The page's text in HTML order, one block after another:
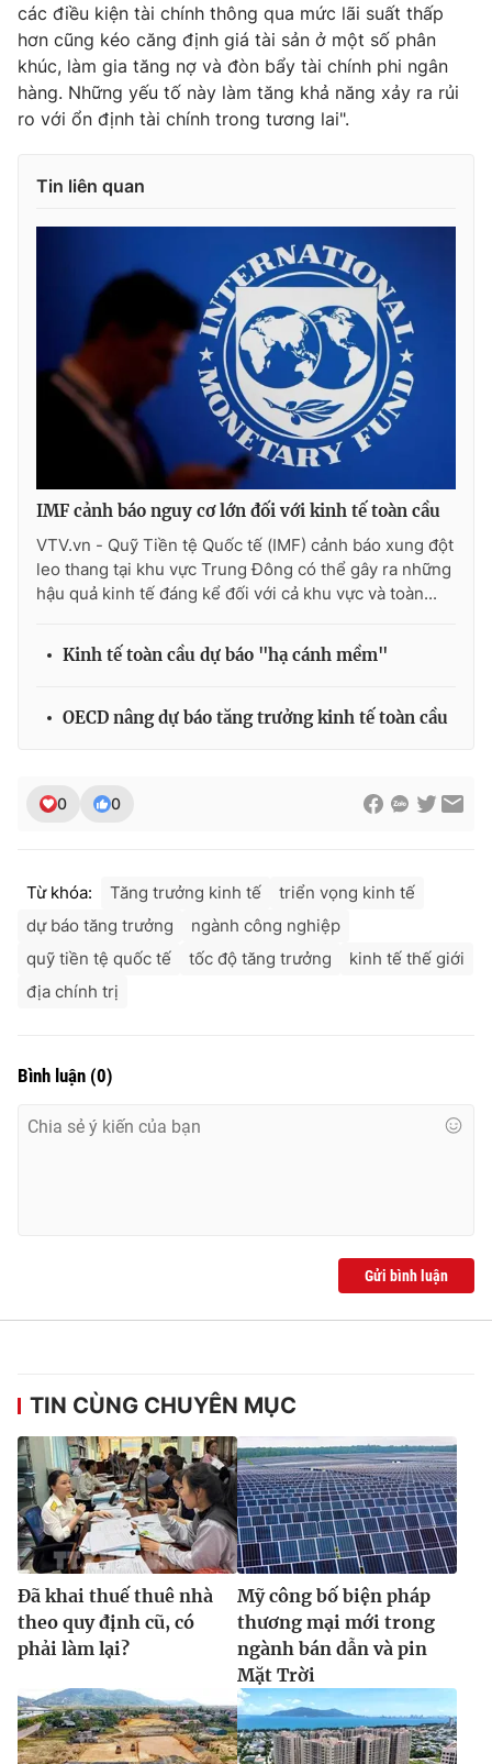
các điều kiện tài chính thông qua mức lãi suất thấp
hơn cũng kéo căng định giá tài sản ở một số phân
khúc, làm gia tăng nợ và đòn bẩy tài chính phi ngân
hàng. Những yếu tố này làm tăng khả năng xảy ra rủi
ro với ổn định tài chính trong tương lai".
Tin liên quan
IMF cảnh báo nguy cơ lớn đối với kinh tế toàn cầu
VTV.vn - Quỹ Tiền tệ Quốc tế (IMF) cảnh báo xung đột
leo thang tại khu vực Trung Đông có thể gây ra những
hậu quả kinh tế đáng kể đối với cả khu vực và toàn...
Kinh tế toàn cầu dự báo "hạ cánh mềm"
OECD nâng dự báo tăng trưởng kinh tế toàn cầu
0 0
Từ khóa: Tăng trưởng kinh tế
triển vọng kinh tế
dự báo tăng trưởng
ngành công nghiệp
quỹ tiền tệ quốc tế
tốc độ tăng trưởng
kinh tế thế giới
địa chính trị
Bình luận (0)
Gửi bình luận
TIN CÙNG CHUYÊN MỤC
Đã khai thuế thuê nhà
theo quy định cũ, có
phải làm lại?
Mỹ công bố biện pháp
thương mại mới trong
ngành bán dẫn và pin
Mặt Trời